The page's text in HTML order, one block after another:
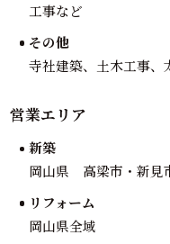
工事など
その他
寺社建築、土木工事、
営業エリア
新築
岡山県 高梁市・新見
リフォーム
岡山県全域